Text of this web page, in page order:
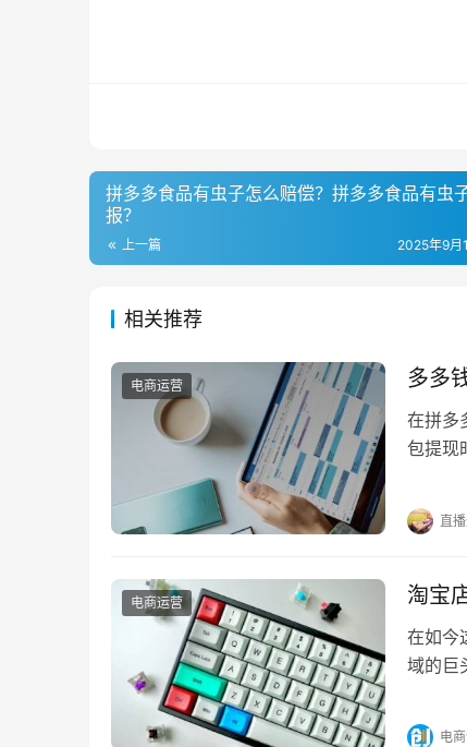
拼多多食品有虫子怎么赔偿？拼多多食品有虫
报？
上一篇 2025年9月
相关推荐
电商运营 多多
在拼多
包提现
直
电商运营 淘宝
在如今
域的巨
电